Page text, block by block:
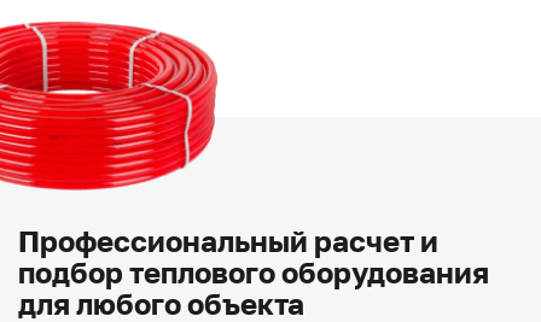
Профессиональный расчет и
подбор теплового оборудования
для любого объекта